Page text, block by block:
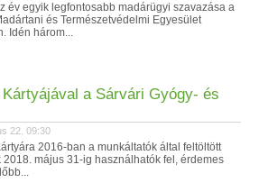
év egyik legfontosabb madárügyi szavazása a
és Természetvédelmi Egyesület
Idén három...
a Sárvári Gyógy- és
22. 09:30
2016-ban a munkáltatók által feltöltött
2018. május 31-ig használhatók fel, érdemes